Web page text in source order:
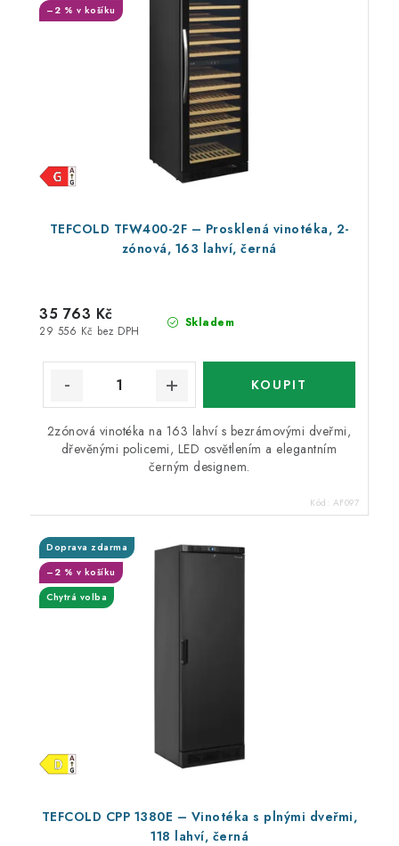
TEFCOLD TFW400-2F – Prosklená vinotéka, 2-
zónová, 163 lahví, černá
–2 % v košíku
Skladem
29 556 Kč bez DPH
35 763 Kč
2zónová vinotéka na 163 lahví s bezrámovými dveřmi,
dřevěnými policemi, LED osvětlením a elegantním
černým designem.
Kód: AF097
TEFCOLD CPP 1380E – Vinotéka s plnými dveřmi,
118 lahví, černá
Doprava zdarma
–2 % v košíku
Chytrá volba